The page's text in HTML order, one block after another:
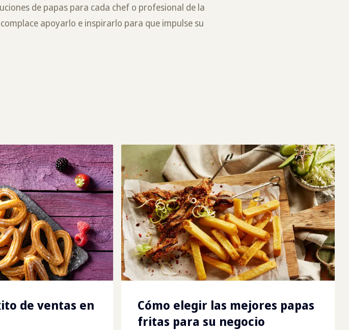
de papas para cada chef o profesional de la
apoyarlo e inspirarlo para que impulse su
de ventas en
Cómo elegir las mejores papas
fritas para su negocio